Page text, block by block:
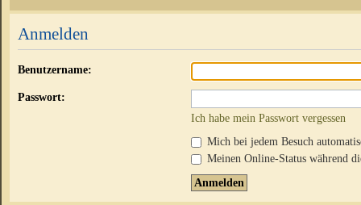
Anmelden
Benutzername:
Passwort:
Ich habe mein Passwort vergessen
Mich bei jedem Besuch
Meinen Online-Status während